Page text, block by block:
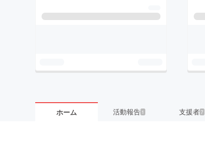
ホーム 活動報告 1 支援者7